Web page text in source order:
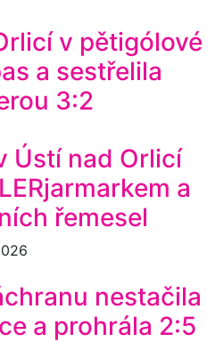
v pětigólové
a sestřelila
3:2
Ústí nad Orlicí
a
řemesel
nestačila
a prohrála 2:5